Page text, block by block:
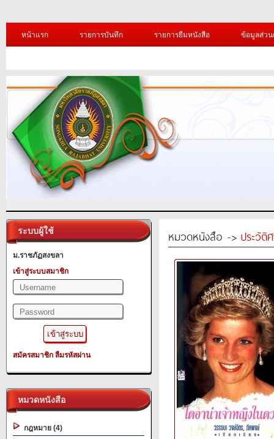
หน้าแรก รายการบันทึก รายการยืมหนังสือ ข้อมูลส่ว
ระบบผู้ใช้
ม.ราชภัฏสงขลา
เข้าสู่ระบบสมาชิก
สมัครสมาชิก ลืมรหัสผ่าน
หมวดหนังสือ
กฎหมาย (4)
หมวดหนังสือ -> ประวัติ